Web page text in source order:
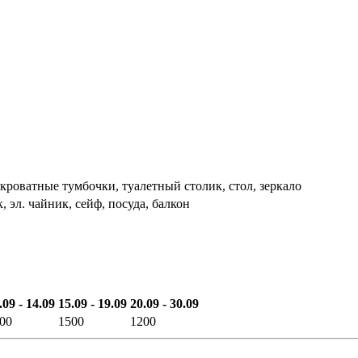
тумбочки, туалетный столик, стол, зеркало
эл. чайник, сейф, посуда, балкон
- 14.09 15.09 - 19.09 20.09 - 30.09
1500 1200